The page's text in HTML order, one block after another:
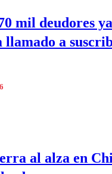
mil deudores
llamado a
al alza en